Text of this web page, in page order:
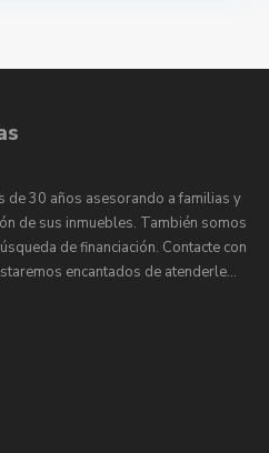
de 30 años asesorando a familias y
de sus inmuebles. También somos
de financiación. Contacte con
encantados de atenderle…